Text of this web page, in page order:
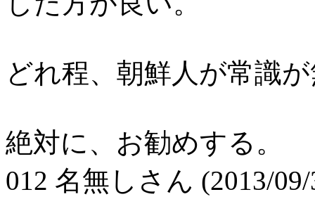
どれ程、朝鮮人が常識
絶対に、お勧めする。
012 名無しさん (2013/